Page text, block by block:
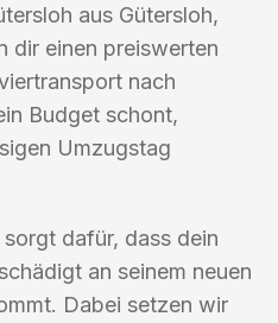
aus Gütersloh,
dir einen preiswerten
nach
Budget schont,
Umzugstag
dafür, dass dein
an seinem neuen
Dabei setzen wir